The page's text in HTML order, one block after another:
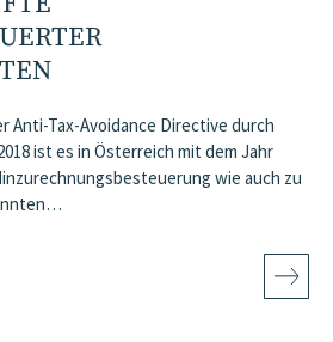
Anti-Tax-Avoidance Directive durch
ist es in Österreich mit dem Jahr
wie auch zu